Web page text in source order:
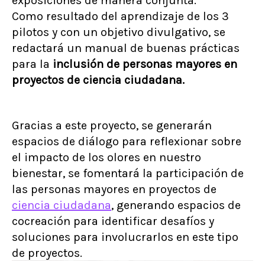
Como resultado del aprendizaje de los 3
pilotos y con un objetivo divulgativo, se
redactará un manual de buenas prácticas
para la inclusión de personas mayores en
proyectos de ciencia ciudadana.
Gracias a este proyecto, se generarán
espacios de diálogo para reflexionar sobre
el impacto de los olores en nuestro
bienestar, se fomentará la participación de
las personas mayores en proyectos de
ciencia ciudadana, generando espacios de
cocreación para identificar desafíos y
soluciones para involucrarlos en este tipo
de proyectos.